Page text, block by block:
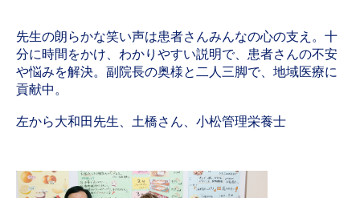
先生の朗らかな笑い声は患者さんみんなの心の支え。十
分に時間をかけ、わかりやすい説明で、患者さんの不安
や悩みを解決。副院長の奥様と二人三脚で、地域医療に
貢献中。
左から大和田先生、土橋さん、小松管理栄養士